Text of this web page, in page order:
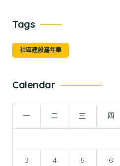
Tags
社區建設嘉年華
Calendar
一 二 三 四
3 4 5 6